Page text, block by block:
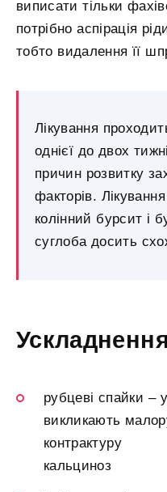
виписати тільки
потрібно аспірація
тобто видалення її
Лікування
однієї до двох
причин розвитку
факторів.
колінний бурсит і
суглоба досить
Ускладнення
рубцеві спайки –
викликають
контрактуру
кальциноз